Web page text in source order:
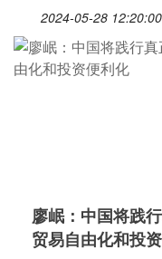
2024-05-28 12:20:00
廖岷：中国将践
贸易自由化和投资